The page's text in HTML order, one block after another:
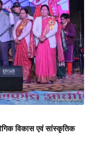
विकास एवं सांस्कृतिक